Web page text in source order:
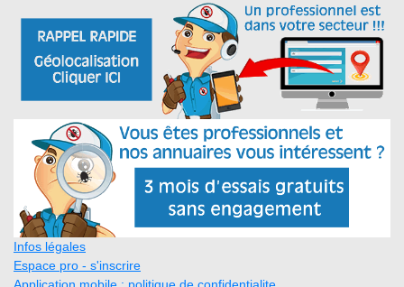
Infos légales
Espace pro - s'inscrire